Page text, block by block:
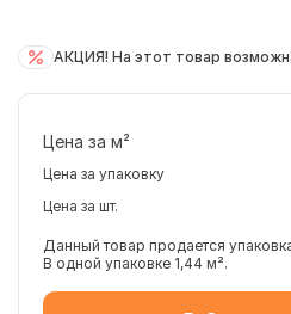
АКЦИЯ! На этот товар
Цена за м²
Цена за упаковку
Цена за шт.
Данный товар продается
В одной упаковке 1,44 м².